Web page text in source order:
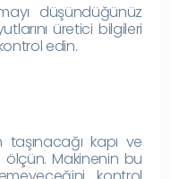
düşündüğünüz
üretici bilgileri
edin.
taşınacağı kapı ve
ölçün. Makinenin bu